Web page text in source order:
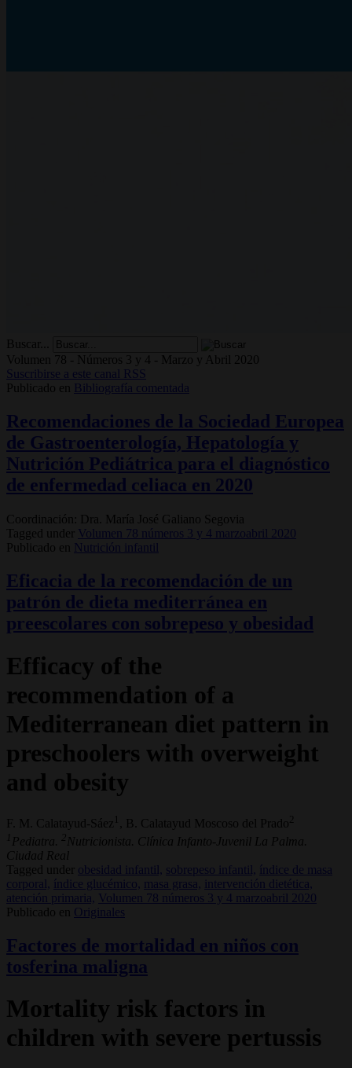
Buscar...
Volumen 78 - Números 3 y 4 - Marzo y Abril 2020
Suscribirse a este canal RSS
Publicado en
Bibliografía comentada
Recomendaciones de la Sociedad Europea
de Gastroenterología, Hepatología y
Nutrición Pediátrica para el diagnóstico
de enfermedad celiaca en 2020
Coordinación: Dra. María José Galiano Segovia
Tagged under
Volumen 78 números 3 y 4 marzoabril 2020
Publicado en
Nutrición infantil
Eficacia de la recomendación de un
patrón de dieta mediterránea en
preescolares con sobrepeso y obesidad
Efficacy of the
recommendation of a
Mediterranean diet pattern in
preschoolers with overweight
and obesity
F. M. Calatayud-Sáez 1 , B. Calatayud Moscoso del Prado2
1 Pediatra. 2 Nutricionista. Clínica Infanto-Juvenil La Palma.
Ciudad Real
Tagged under
obesidad infantil, sobrepeso infantil,
índice de masa
corporal,
índice glucémico, masa grasa,
intervención dietética,
atención primaria,
Volumen 78 números 3 y 4 marzoabril 2020
Publicado en
Originales
Factores de mortalidad en niños con
tosferina maligna
Mortality risk factors in
children with severe pertussis